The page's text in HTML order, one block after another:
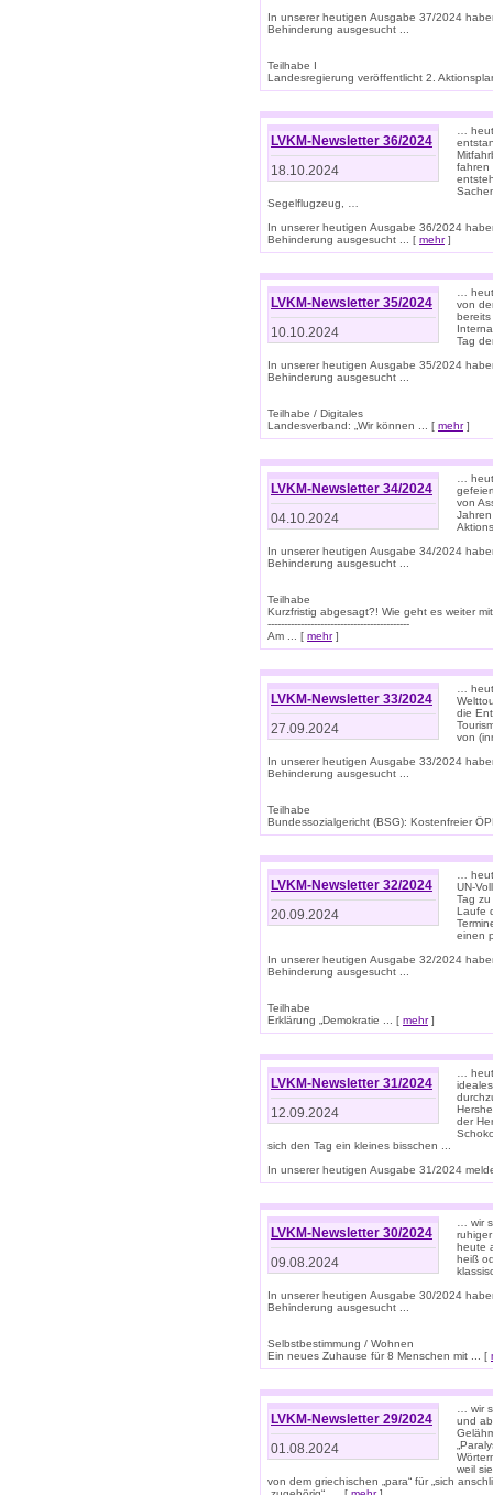
In unserer heutigen Ausgabe 37/2024
Behinderung ausgesucht ...
Teilhabe I
Landesregierung veröffentlicht 2.
LVKM-Newsletter 36/2024
18.10.2024
…
fahren
Segelflugzeug, …
In unserer heutigen Ausgabe 36/2024
Behinderung ausgesucht ... [ mehr]
LVKM-Newsletter 35/2024
10.10.2024
…
von
bereits
Tag
In unserer heutigen Ausgabe 35/2024
Behinderung ausgesucht ...
Teilhabe / Digitales
Landesverband: „Wir können ... [ mehr]
LVKM-Newsletter 34/2024
04.10.2024
…
von
In unserer heutigen Ausgabe 34/2024
Behinderung ausgesucht ...
Teilhabe
Kurzfristig abgesagt?! Wie geht es weiter
-------------------------------------------
Am ... [ mehr]
LVKM-Newsletter 33/2024
27.09.2024
…
die
von
In unserer heutigen Ausgabe 33/2024
Behinderung ausgesucht ...
Teilhabe
Bundessozialgericht (BSG): Kostenfreier
LVKM-Newsletter 32/2024
20.09.2024
…
UN-
Tag
Laufe
einen
In unserer heutigen Ausgabe 32/2024
Behinderung ausgesucht ...
Teilhabe
Erklärung „Demokratie ... [ mehr]
LVKM-Newsletter 31/2024
12.09.2024
…
der
sich den Tag ein kleines bisschen ...
In unserer heutigen Ausgabe 31/2024
LVKM-Newsletter 30/2024
09.08.2024
… wir
heute
heiß
In unserer heutigen Ausgabe 30/2024
Behinderung ausgesucht ...
Selbstbestimmung / Wohnen
Ein neues Zuhause für 8 Menschen mit ... [
LVKM-Newsletter 29/2024
01.08.2024
… wir
und
weil
von dem griechischen „para“ für „sich